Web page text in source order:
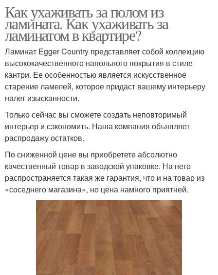
Как ухаживать за полом из
ламината. Как ухаживать за
ламинатом в квартире?
Ламинат Egger Country представляет собой коллекцию
высококачественного напольного покрытия в стиле
кантри. Ее особенностью является искусственное
старение ламелей, которое придаст вашему интерьеру
налет изысканности.
Только сейчас вы сможете создать неповторимый
интерьер и сэкономить. Наша компания объявляет
распродажу остатков.
По сниженной цене вы приобретете абсолютно
качественный товар в заводской упаковке. На него
распространяется такая же гарантия, что и на товар из
«соседнего магазина», но цена намного приятней.